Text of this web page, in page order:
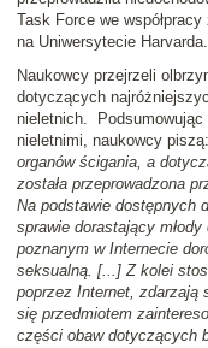
Task Force we
na Uniwersytecie Harvarda.
Naukowcy przejrzeli
dotyczących
nieletnich. Podsumowując
nieletnimi, naukowcy piszą:
organów ścigania, a
została przeprowadzona
Na podstawie dostępnych
sprawie dorastający
poznanym w Internecie
seksualną. [...] Z kolei
poprzez Internet, zdarzają
się przedmiotem
części obaw dotyczących